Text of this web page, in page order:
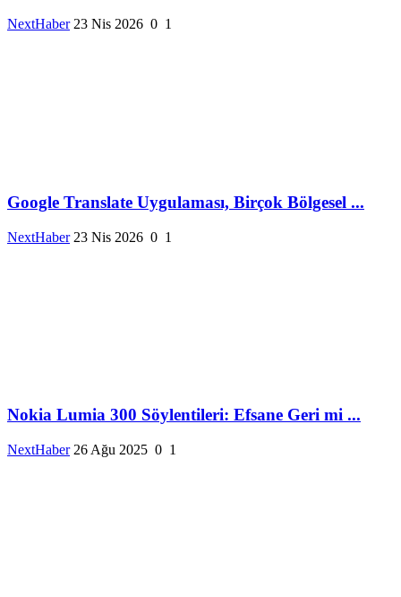
NextHaber 23 Nis 2026 0 1
Google Translate Uygulaması, Birçok Bölgesel ...
NextHaber 23 Nis 2026 0 1
Nokia Lumia 300 Söylentileri: Efsane Geri mi ...
NextHaber 26 Ağu 2025 0 1